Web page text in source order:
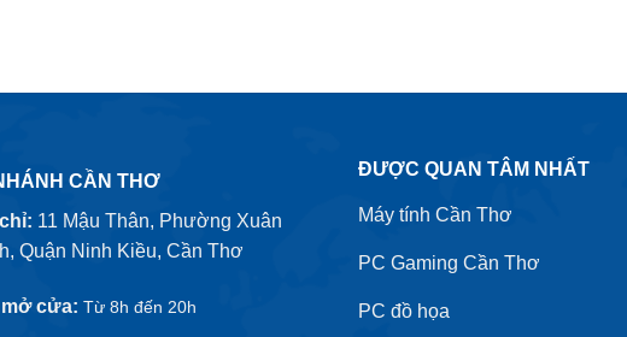
CẦN THƠ
11 Mậu Thân, Phường Xuân
Quận Ninh Kiều, Cần Thơ
cửa: Từ 8h đến 20h
ĐƯỢC QUAN TÂM NHẤT
Máy tính Cần Thơ
PC Gaming Cần Thơ
PC đồ họa